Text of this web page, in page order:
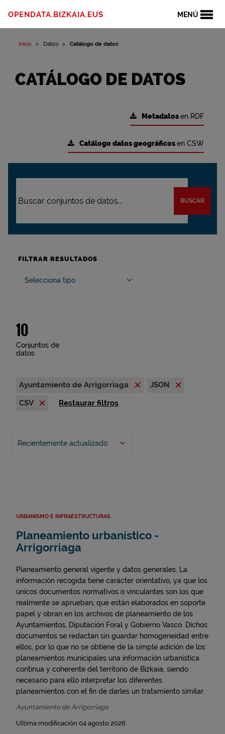
MENÚ
OPENDATA.BIZKAIA.EUS
Inicio Datos Catálogo de datos
CATÁLOGO DE DATOS
Metadatosen RDF
Catálogo datos geográficosen CSW
BUSCAR
FILTRAR RESULTADOS
Selecciona tipo
10
Conjuntos de
datos
Ayuntamiento de Arrigorriaga
JSON
CSV
Restaurar filtros
Recientemente actualizado
URBANISMO E INFRAESTRUCTURAS
Planeamiento urbanístico -
Arrigorriaga
Planeamiento general vigente y datos generales. La
información recogida tiene carácter orientativo, ya que los
únicos documentos normativos o vinculantes son los que
realmente se aprueban, que están elaborados en soporte
papel y obran en los archivos de planeamiento de los
Ayuntamientos, Diputación Foral y Gobierno Vasco. Dichos
documentos se redactan sin guardar homogeneidad entre
ellos, por lo que no se obtiene de la simple adición de los
planeamientos municipales una información urbanística
continua y coherente del territorio de Bizkaia, siendo
necesario para ello interpretar los diferentes
planeamientos con el fin de darles un tratamiento similar.
Ayuntamiento de Arrigorriaga
Última modificación 04 agosto 2026